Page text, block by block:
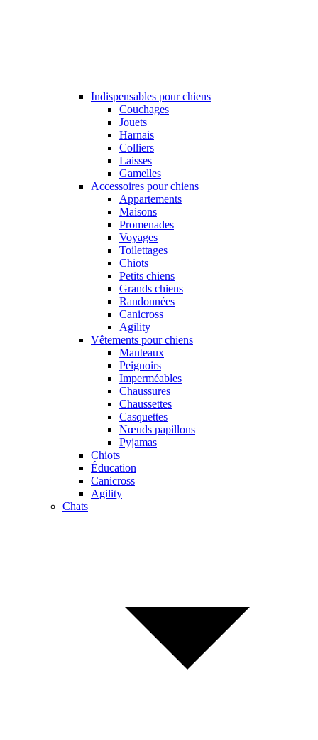
Indispensables pour chiens
Couchages
Jouets
Harnais
Colliers
Laisses
Gamelles
Accessoires pour chiens
Appartements
Maisons
Promenades
Voyages
Toilettages
Chiots
Petits chiens
Grands chiens
Randonnées
Canicross
Agility
Vêtements pour chiens
Manteaux
Peignoirs
Imperméables
Chaussures
Chaussettes
Casquettes
Nœuds papillons
Pyjamas
Chiots
Éducation
Canicross
Agility
Chats